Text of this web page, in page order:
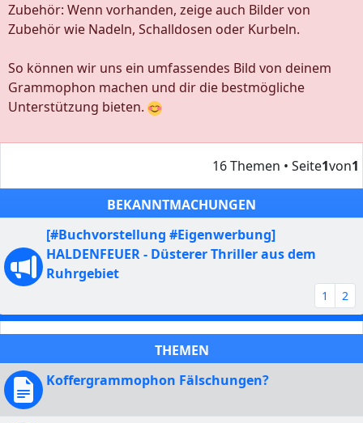
Zubehör: Wenn vorhanden, zeige auch Bilder von
Zubehör wie Nadeln, Schalldosen oder Kurbeln.
So können wir uns ein umfassendes Bild von deinem
Grammophon machen und dir die bestmögliche
Unterstützung bieten.
16 Themen • Seite1von1
BEKANNTMACHUNGEN
[#Buchvorstellung #Eigenwerbung]
HALDENFEUER - Düsterer Thriller aus dem
Ruhrgebiet
1 2
THEMEN
Koffergrammophon Fälschungen?